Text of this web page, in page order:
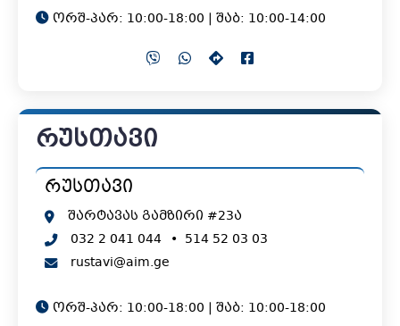
ორშ-პარ: 10:00-18:00 | შაბ: 10:00-14:00
რუსთავი
რუსთავი
შარტავას გამზირი #23ა
032 2 041 044 • 514 52 03 03
rustavi@aim.ge
ორშ-პარ: 10:00-18:00 | შაბ: 10:00-18:00